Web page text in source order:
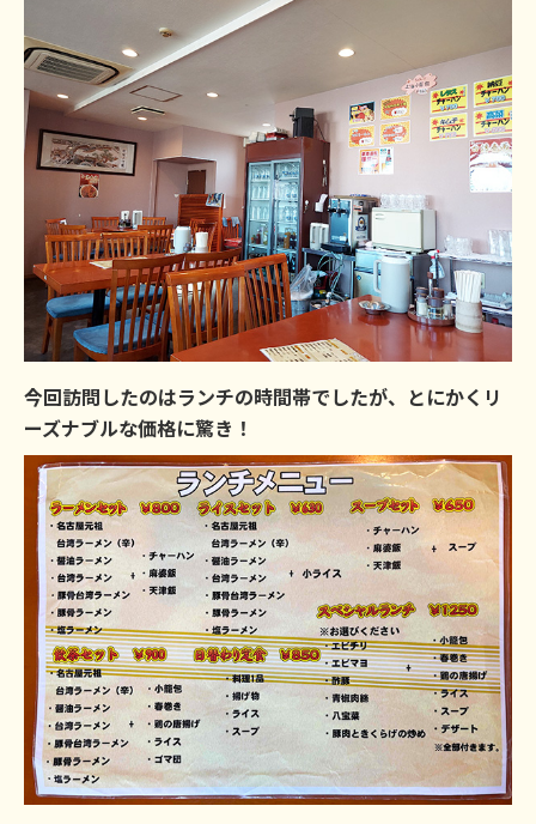
今回訪問したのはランチの時間帯でしたが、とにかくリ
ーズナブルな価格に驚き！